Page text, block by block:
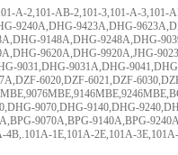
A-2,101-AB-2,101-3,101-A-
9240A,DHG-9423A,DHG-
9148A,DHG-9248A,DHG-
9620A,DHG-9920A,JHG-
9031,DHG-9031A,DHG-
6020,DZF-6021,DZF-
9070,DHG-9140,DHG-
9070A,BPG-9140A,BPG-
1E,101A-2E,101A-